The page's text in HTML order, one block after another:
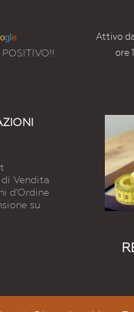
ogl e
Attivo
ore
Vendita
d'Ordine
su